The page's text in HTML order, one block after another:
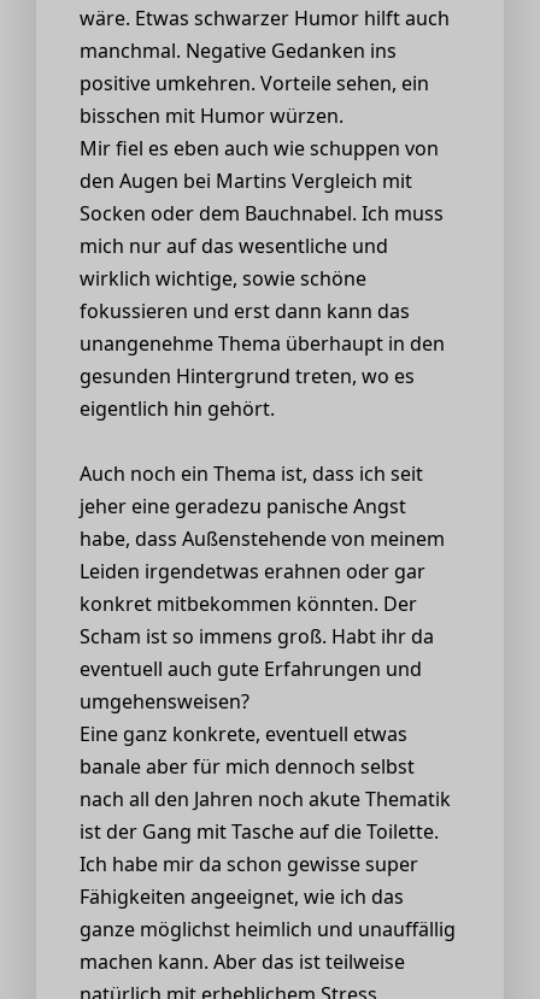
wäre. Etwas schwarzer Humor hilft auch
manchmal. Negative Gedanken ins
positive umkehren. Vorteile sehen, ein
bisschen mit Humor würzen.
Mir fiel es eben auch wie schuppen von
den Augen bei Martins Vergleich mit
Socken oder dem Bauchnabel. Ich muss
mich nur auf das wesentliche und
wirklich wichtige, sowie schöne
fokussieren und erst dann kann das
unangenehme Thema überhaupt in den
gesunden Hintergrund treten, wo es
eigentlich hin gehört.
Auch noch ein Thema ist, dass ich seit
jeher eine geradezu panische Angst
habe, dass Außenstehende von meinem
Leiden irgendetwas erahnen oder gar
konkret mitbekommen könnten. Der
Scham ist so immens groß. Habt ihr da
eventuell auch gute Erfahrungen und
umgehensweisen?
Eine ganz konkrete, eventuell etwas
banale aber für mich dennoch selbst
nach all den Jahren noch akute Thematik
ist der Gang mit Tasche auf die Toilette.
Ich habe mir da schon gewisse super
Fähigkeiten angeeignet, wie ich das
ganze möglichst heimlich und unauffällig
machen kann. Aber das ist teilweise